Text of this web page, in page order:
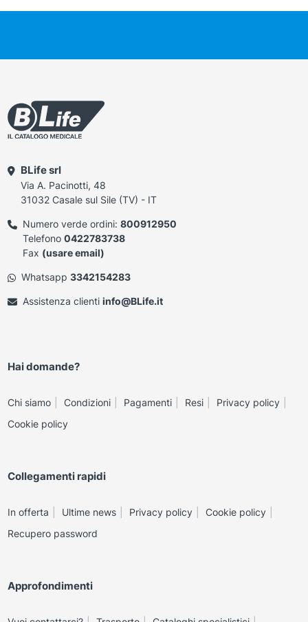
BLife srl
Via A. Pacinotti, 48
31032 Casale sul Sile (TV) - IT
Numero verde ordini: 800912950
Telefono 0422783738
Fax (usare email)
Whatsapp 3342154283
Assistenza clienti info@BLife.it
Hai domande?
Chi siamo Condizioni Pagamenti Resi
Privacy policy
Cookie policy
Collegamenti rapidi
In offerta Ultime news Privacy policy
Cookie policy
Recupero password
Approfondimenti